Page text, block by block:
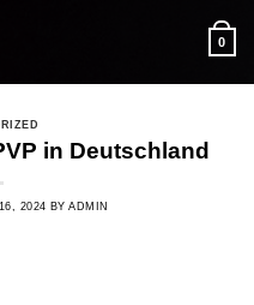
0
in Deutschland
2024 BYADMIN